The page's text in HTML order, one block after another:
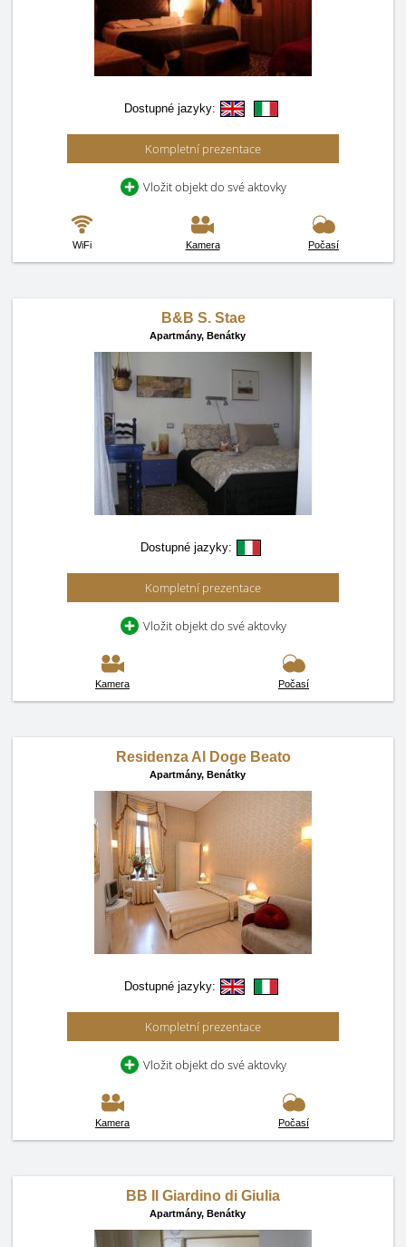
Dostupné jazyky:
Kompletní prezentace
Vložit objekt do své aktovky
WiFi Kamera Počasí
B&B S. Stae
Apartmány, Benátky
Dostupné jazyky:
Kompletní prezentace
Vložit objekt do své aktovky
Kamera Počasí
Residenza Al Doge Beato
Apartmány, Benátky
Dostupné jazyky:
Kompletní prezentace
Vložit objekt do své aktovky
Kamera Počasí
BB Il Giardino di Giulia
Apartmány, Benátky